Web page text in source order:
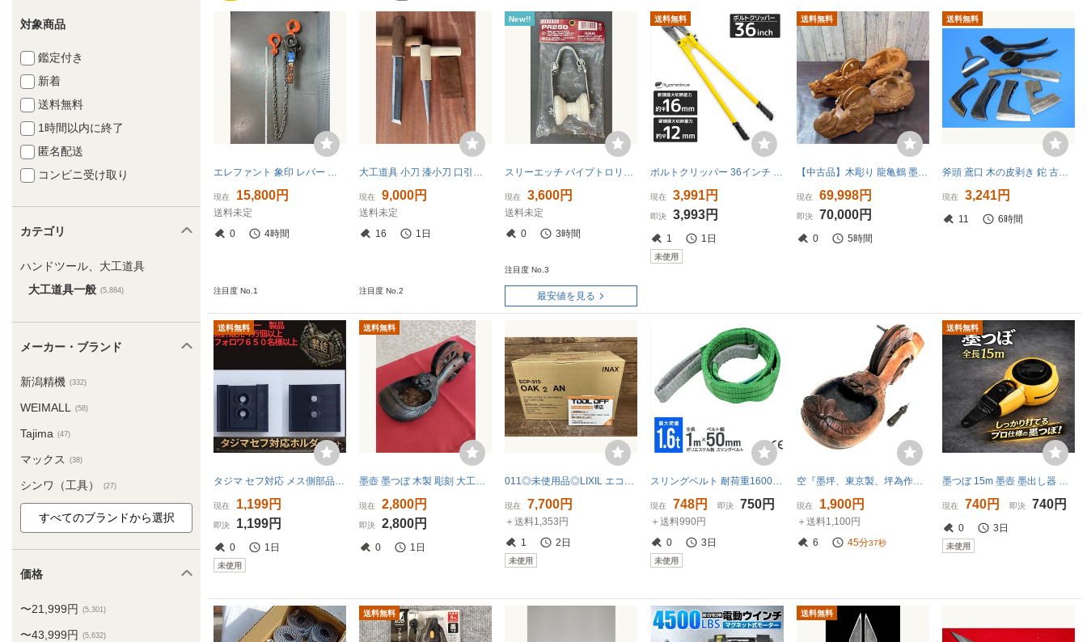
対象商品
鑑定付き
新着
送料無料
1時間以内に終了
匿名配送
コンビニ受け取り
カテゴリ
ハンドツール、大工道具
大工道具一般 (5,884)
メーカー・ブランド
新潟精機 (332)
WEIMALL (58)
Tajima (47)
マックス (38)
シンワ（工具） (27)
価格
〜21,999円 (5,301)
〜43,999円 (5,632)
エレファント 象印 レバー ホイスト 3.2t YA-320 レバーブロック 荷締機 キング工具 【3520K】
現在 15,800円
送料未定
0
4時間
注目度 No.1
大工道具 小刀 漆小刀 口引き((検索 鑿 鉋 かんな 家具職人 宮大工 指物 叩き鑿 小刀 天然砥石 玄能 名工 名品 彫刻 建具 包丁 剃刀 仏師
現在 9,000円
送料未定
16
1日
注目度 No.2
New!!
スリーエッチ パイプトロリー 使用荷重250kg PR250 ホイスト チェーンブロック キング工具 【3480K】
現在 3,600円
送料未定
0
3時間
注目度 No.3
最安値を見る
送料無料
ボルトクリッパー 36インチ ワイヤーカッター 全長900mm 最大切断φ16mm ボルトカッター 鉄線切断 切断工具 鉄筋カッター【送料無料】
現在 3,991円
即決 3,993円
1 1日
未使用
送料無料
【中古品】木彫り 龍亀鶴 墨つぼ 約600mm×約210mm 500mm×210mm 計2点【東大和店】
現在 69,998円
即決 70,000円
0 5時間
送料無料
斧頭 鳶口 木の皮剥き 鉈 古道具 8点【送料無料】
現在 3,241円
11 6時間
送料無料
タジマ セフ対応 メス側部品 【10個】 壁掛けホルダー 工具差し 職人 DIY ニックス マキタ ハイコーキ互換 装結シリーズ 大工道具
現在 1,199円
即決 1,199円
0 1日
未使用
送料無料
墨壺 墨つぼ 木製 彫刻 大工道具 アンティーク 古道具 古道具 墨坪
現在 2,800円
即決 2,800円
0 1日
011◎未使用品◎LIXIL エコカラットプラス ビンテージオーク ECP-315 OAK2AN 303×151角平(リブ面) 20入
現在 7,700円
＋送料1,353円
1
2日
未使用
スリングベルト 耐荷重1600kg 50mm×1m ベルトスリング 牽引 クレーンロープ 荷揚 荷吊りベルト ポリエステル製 1.6t 両端アイ型
現在 748円 即決 750円
＋送料990円
0
3日
未使用
空『墨坪、東京製、坪為作鶴亀墨壺約28cm・中古』」本職つぼ坪かんな鑿鋸大工道具
現在 1,900円
＋送料1,100円
6
45分36秒
送料無料
墨つぼ 15m 墨壺 墨出し器 建築用 DIY 据付工事 大工道具 内装工事 建築現場 インク
現在 740円 即決 740円
0 3日
未使用
送料無料 送料無料